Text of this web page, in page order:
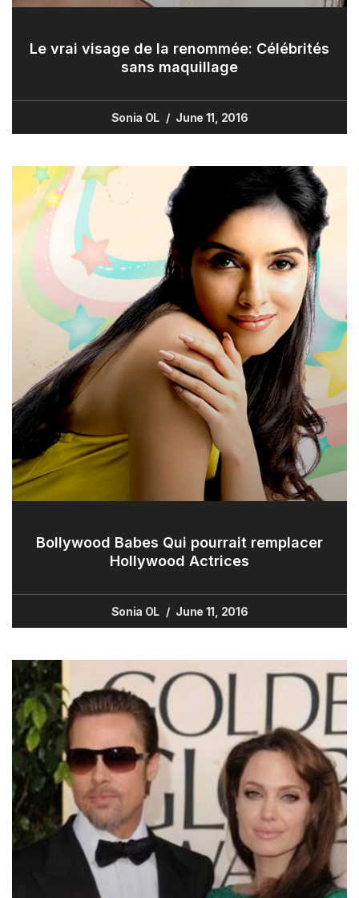
Le vrai visage de la renommée: Célébrités
sans maquillage
Sonia OL June 11, 2016
Bollywood Babes Qui pourrait remplacer
Hollywood Actrices
Sonia OL June 11, 2016